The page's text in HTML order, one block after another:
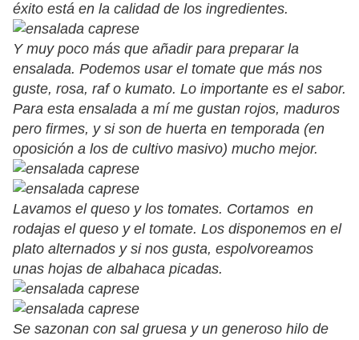
éxito está en la calidad de los ingredientes.
Y muy poco más que añadir para preparar la
ensalada. Podemos usar el tomate que más nos
guste, rosa, raf o kumato. Lo importante es el sabor.
Para esta ensalada a mí me gustan rojos, maduros
pero firmes, y si son de huerta en temporada (en
oposición a los de cultivo masivo) mucho mejor.
Lavamos el queso y los tomates. Cortamos en
rodajas el queso y el tomate. Los disponemos en el
plato alternados y si nos gusta, espolvoreamos
unas hojas de albahaca picadas.
Se sazonan con sal gruesa y un generoso hilo de